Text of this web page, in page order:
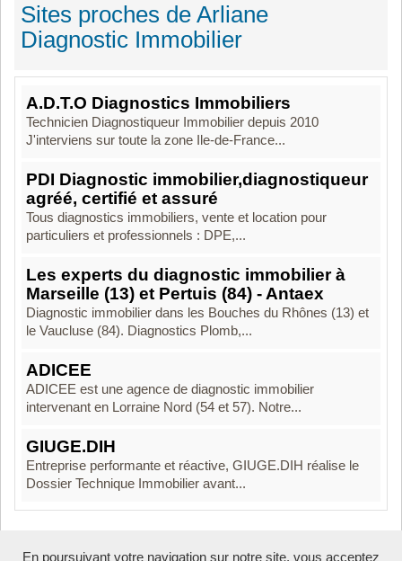
Sites proches de Arliane
Diagnostic Immobilier
A.D.T.O Diagnostics Immobiliers
Technicien Diagnostiqueur Immobilier depuis 2010
J'interviens sur toute la zone Ile-de-France...
PDI Diagnostic immobilier,diagnostiqueur
agréé, certifié et assuré
Tous diagnostics immobiliers, vente et location pour
particuliers et professionnels : DPE,...
Les experts du diagnostic immobilier à
Marseille (13) et Pertuis (84) - Antaex
Diagnostic immobilier dans les Bouches du Rhônes (13) et
le Vaucluse (84). Diagnostics Plomb,...
ADICEE
ADICEE est une agence de diagnostic immobilier
intervenant en Lorraine Nord (54 et 57). Notre...
GIUGE.DIH
Entreprise performante et réactive, GIUGE.DIH réalise le
Dossier Technique Immobilier avant...
En poursuivant votre navigation sur notre site, vous acceptez